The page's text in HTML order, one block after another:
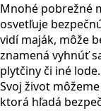
Mnohé pobrežné
osvetľuje
vidí maják, môže
znamená vyhnúť
plytčiny či iné lode.
Svoj život
ktorá hľadá